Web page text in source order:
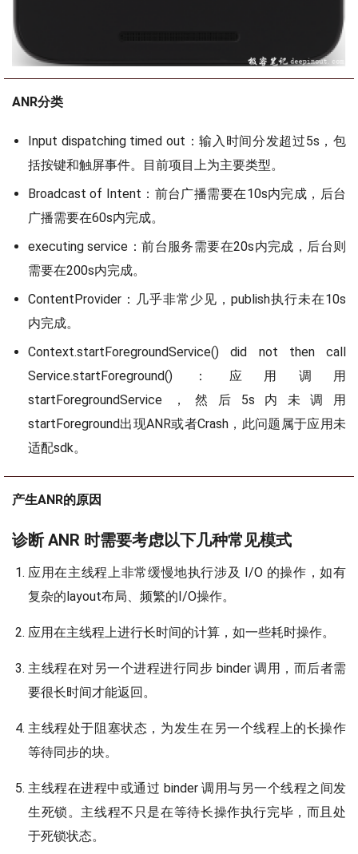
ANR分类
Input dispatching timed out：输入时间分发超过5s，包
括按键和触屏事件。目前项目上为主要类型。
Broadcast of Intent：前台广播需要在10s内完成，后台
广播需要在60s内完成。
executing service：前台服务需要在20s内完成，后台则
需要在200s内完成。
ContentProvider：几乎非常少见，publish执行未在10s
内完成。
Context.startForegroundService() did not then call
Service.startForeground()：应用调用
startForegroundService，然后5s内未调用
startForeground出现ANR或者Crash，此问题属于应用未
适配sdk。
产生ANR的原因
诊断 ANR 时需要考虑以下几种常见模式
应用在主线程上非常缓慢地执行涉及 I/O 的操作，如有
复杂的layout布局、频繁的I/O操作。
应用在主线程上进行长时间的计算，如一些耗时操作。
主线程在对另一个进程进行同步 binder 调用，而后者需
要很长时间才能返回。
主线程处于阻塞状态，为发生在另一个线程上的长操作
等待同步的块。
主线程在进程中或通过 binder 调用与另一个线程之间发
生死锁。主线程不只是在等待长操作执行完毕，而且处
于死锁状态。